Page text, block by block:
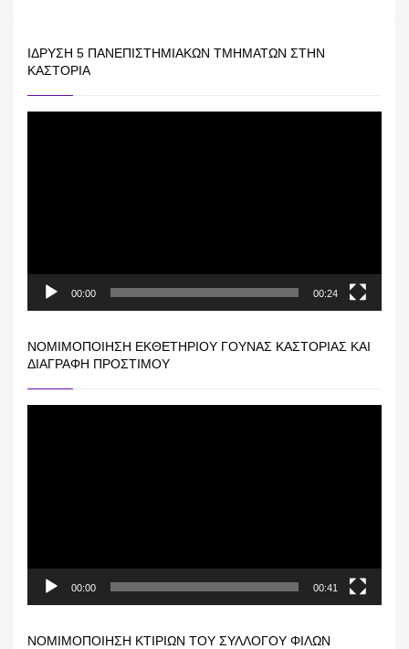
ΊΔΡΥΣΗ 5 ΠΑΝΕΠΙΣΤΗΜΙΑΚΏΝ ΤΜΗΜΆΤΩΝ ΣΤΗΝ
ΚΑΣΤΟΡΙΆ
00:00 00:24
ΝΟΜΙΜΟΠΟΊΗΣΗ ΕΚΘΕΤΗΡΊΟΥ ΓΟΎΝΑΣ ΚΑΣΤΟΡΙΆΣ ΚΑΙ
ΔΙΑΓΡΑΦΉ ΠΡΟΣΤΊΜΟΥ
00:00 00:41
ΝΟΜΙΜΟΠΟΊΗΣΗ ΚΤΙΡΊΩΝ ΤΟΥ ΣΥΛΛΌΓΟΥ ΦΊΛΩΝ